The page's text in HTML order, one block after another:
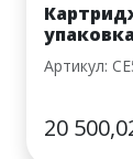
Артикул:
20